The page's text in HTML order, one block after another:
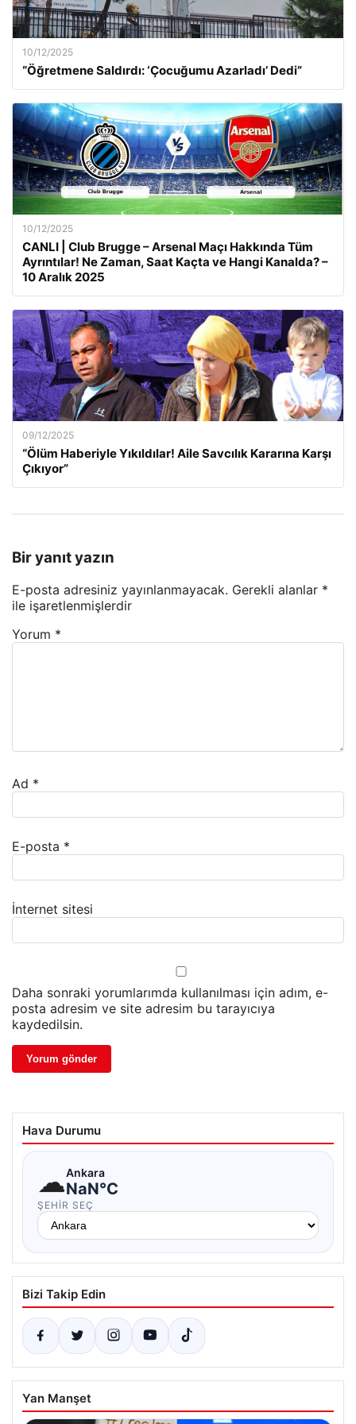
10/12/2025
“Öğretmene Saldırdı: ‘Çocuğumu Azarladı’ Dedi”
10/12/2025
CANLI | Club Brugge – Arsenal Maçı Hakkında Tüm
Ayrıntılar! Ne Zaman, Saat Kaçta ve Hangi Kanalda? –
10 Aralık 2025
09/12/2025
“Ölüm Haberiyle Yıkıldılar! Aile Savcılık Kararına Karşı
Çıkıyor”
Bir yanıt yazın
E-posta adresiniz yayınlanmayacak. Gerekli alanlar *
ile işaretlenmişlerdir
Yorum *
Ad *
E-posta *
İnternet sitesi
Daha sonraki yorumlarımda kullanılması için adım, e-
posta adresim ve site adresim bu tarayıcıya
kaydedilsin.
Hava Durumu
☁Ankara
NaN°C
ŞEHIR SEÇ
Bizi Takip Edin
Yan Manşet